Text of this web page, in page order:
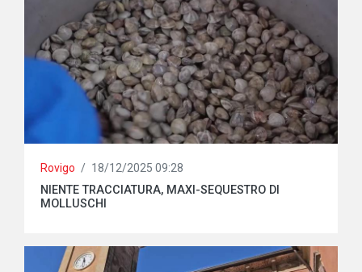
Rovigo / 18/12/2025 09:28
NIENTE TRACCIATURA, MAXI-SEQUESTRO DI
MOLLUSCHI